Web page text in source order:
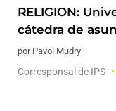
RELIGION:
cátedra de
por Pavol Mudry
Corresponsal de IPS